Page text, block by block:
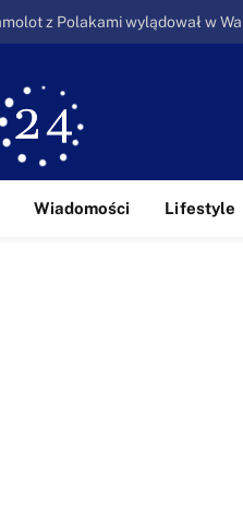
Wiadomości Lifestyle